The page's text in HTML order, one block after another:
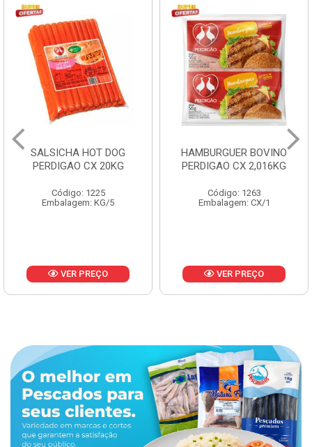
HAMBURGUER BOVINO
PERDIGAO CX 2,016KG
Código: 1263
Embalagem: CX/1
VER PREÇO
MORTADELA
CX 4X3KG
Código: 1288
Embalagem:
VER